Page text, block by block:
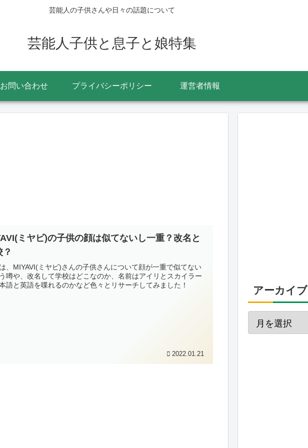
芸能人の子供さんや日々の話題について
芸能人子供と息子と娘特集
お問い合わせ プライバシーポリシー 運営者情報
ミヤビ)の子供の顔は似てないし一重？改名と
？
、MIYAVI(ミヤビ)さんの子供さんについて顔が一重で似てない
噂や、改名して学校はどこなのか、名前はアイリとスカイラー
語と英語を喋れるのかなど色々とリサーチしてみました！
2022.01.21
アーカイブ